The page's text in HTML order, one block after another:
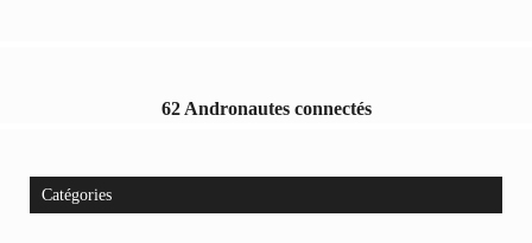
62 Andronautes connectés
Catégories